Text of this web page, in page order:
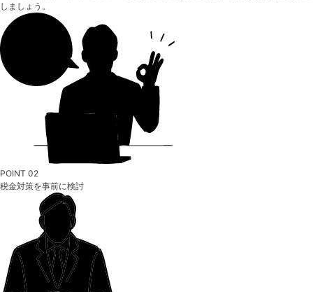
しましょう。
POINT 02
税金対策を事前に検討